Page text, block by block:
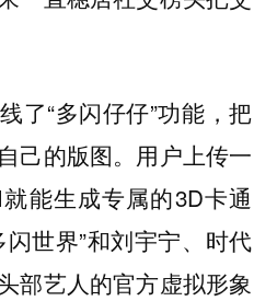
了“多闪仔仔”功能，把
己的版图。用户上传一
能生成专属的3D卡通
世界”和刘宇宁、时代
部艺人的官方虚拟形象